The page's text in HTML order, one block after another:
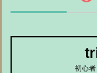
初心者